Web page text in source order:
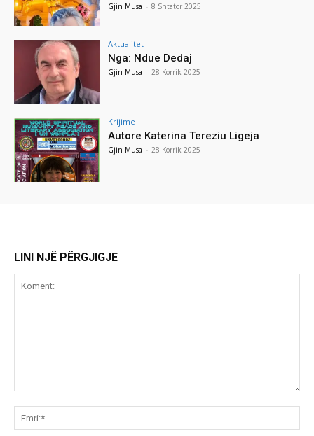
Gjin Musa - 8 Shtator 2025
Aktualitet
Nga: Ndue Dedaj
Gjin Musa - 28 Korrik 2025
Krijime
Autore Katerina Tereziu Ligeja
Gjin Musa - 28 Korrik 2025
LINI NJË PËRGJIGJE